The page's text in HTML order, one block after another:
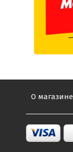
О магазине